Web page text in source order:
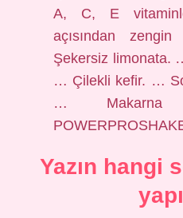
A, C, E
açısından
Şekersiz limonata.
… Çilekli kefir. …
… Makarna
Yazın hangi